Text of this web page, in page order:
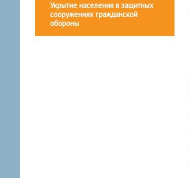
Укрытие населения в защитных
сооружениях гражданской
обороны